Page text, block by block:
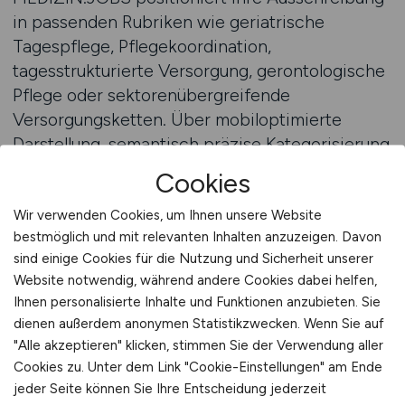
in passenden Rubriken wie geriatrische
Tagespflege, Pflegekoordination,
tagesstrukturierte Versorgung, gerontologische
Pflege oder sektorenübergreifende
Versorgungsketten. Über mobiloptimierte
Darstellung, semantisch präzise Kategorisierung
und datengestützte Auswertung erreichen Sie
gezielt Pflegefachkräfte mit
Steuerungskompetenz – nicht nur
Berufseinsteiger, sondern erfahrene Kolleginnen
und Kollegen mit einem klaren
Versorgungsverständnis.
Besonders geeignet für geriatrische
Tageskliniken mit medizinischem und
therapeutischem Angebot, geriatrische MVZs,
Cookies
Wir verwenden Cookies, um Ihnen unsere Website
bestmöglich und mit relevanten Inhalten anzuzeigen. Davon
sind einige Cookies für die Nutzung und Sicherheit unserer
Website notwendig, während andere Cookies dabei helfen,
Ihnen personalisierte Inhalte und Funktionen anzubieten. Sie
dienen außerdem anonymen Statistikzwecken. Wenn Sie auf
"Alle akzeptieren" klicken, stimmen Sie der Verwendung aller
Cookies zu. Unter dem Link "Cookie-Einstellungen" am Ende
jeder Seite können Sie Ihre Entscheidung jederzeit